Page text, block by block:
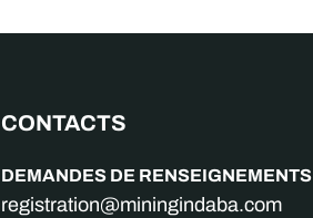
CONTACTS
DEMANDES DE RENSEIGNEMENTS
registration@miningindaba.com